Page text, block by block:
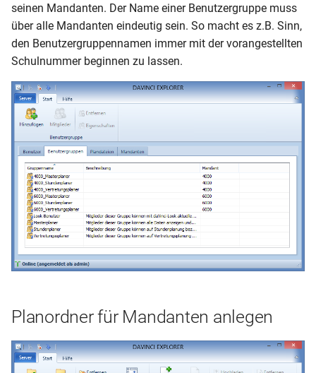
seinen Mandanten. Der Name einer Benutzergruppe muss
über alle Mandanten eindeutig sein. So macht es z.B. Sinn,
den Benutzergruppennamen immer mit der vorangestellten
Schulnummer beginnen zu lassen.
Planordner für Mandanten anlegen